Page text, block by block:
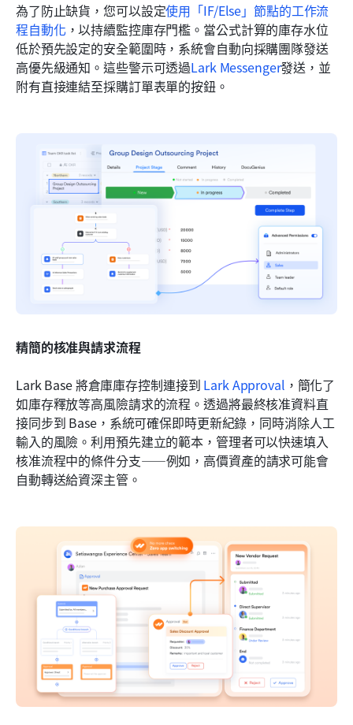
為了防止缺貨，您可以設定使用「IF/Else」節點的工作流
程自動化 ，以持續監控庫存門檻。當公式計算的庫存水位
低於預先設定的安全範圍時，系統會自動向採購團隊發送
高優先級通知。這些警示可透過Lark Messenger發送，並
附有直接連結至採購訂單表單的按鈕。
精簡的核准與請求流程
Lark Base 將倉庫庫存控制連接到 Lark Approval ，簡化了
如庫存釋放等高風險請求的流程。透過將最終核准資料直
接同步到 Base，系統可確保即時更新紀錄，同時消除人工
輸入的風險。利用預先建立的範本，管理者可以快速填入
核准流程中的條件分支——例如，高價資產的請求可能會
自動轉送給資深主管。